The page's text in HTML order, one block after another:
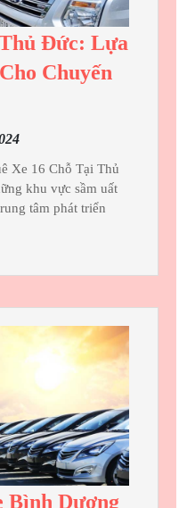
Đức: Lựa
Chuyến
23
mười
một,
Xe 16 Chỗ Tại Thủ
khu vực sầm uất
tâm phát triển
Bình Dương